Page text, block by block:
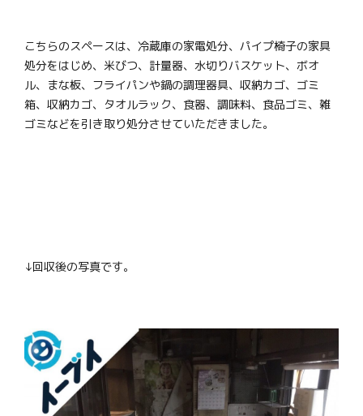
こちらのスペースは、冷蔵庫の家電処分、パイプ椅子の家具
処分をはじめ、米びつ、計量器、水切りバスケット、ボオ
ル、まな板、フライパンや鍋の調理器具、収納カゴ、ゴミ
箱、収納カゴ、タオルラック、食器、調味料、食品ゴミ、雑
ゴミなどを引き取り処分させていただきました。
↓回収後の写真です。